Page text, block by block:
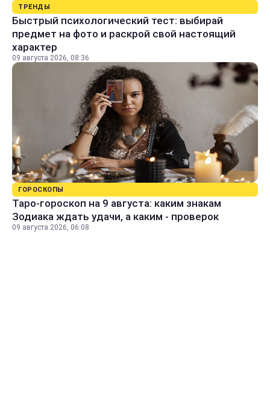
ТРЕНДЫ
Быстрый психологический тест: выбирай
предмет на фото и раскрой свой настоящий
характер
09 августа 2026, 08:36
ГОРОСКОПЫ
Таро-гороскоп на 9 августа: каким знакам
Зодиака ждать удачи, а каким - проверок
09 августа 2026, 06:08